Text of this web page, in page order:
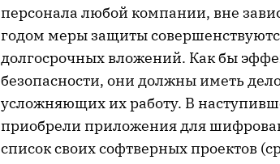
персонала любой компании, вне
годом меры защиты
долгосрочных вложений. Как бы
безопасности, они должны иметь
усложняющих их работу. В
приобрели приложения для
список своих софтверных проектов